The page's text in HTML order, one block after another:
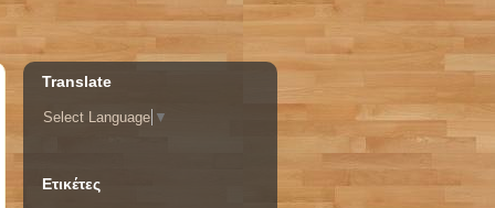
Translate
Select Language ▼
Ετικέτες